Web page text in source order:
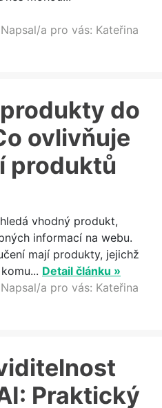
Napsal/a pro vás: Kateřina
do
ovlivňuje
produktů
vhodný produkt,
informací na webu.
mají produkty, jejichž
Detail článku »
Napsal/a pro vás: Kateřina
Praktický